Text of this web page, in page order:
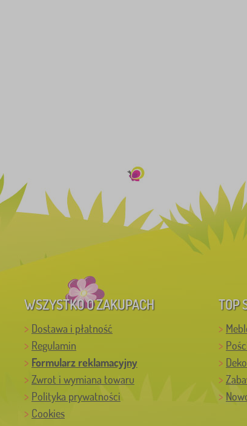
WSZYSTKO O ZAKUPACH
Dostawa i płatność
Regulamin
Formularz reklamacyjny
Zwrot i wymiana towaru
Polityka prywatności
Cookies
TOP